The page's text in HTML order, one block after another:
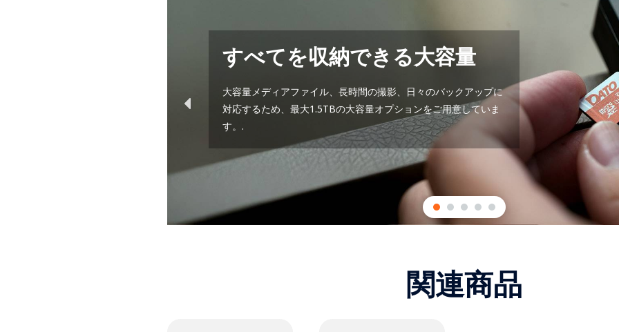
すべてを収納できる大容量
大容量メディアファイル、長時間の撮影、日々のバックアップに
対応するため、最大1.5TBの大容量オプションをご用意していま
す。.
関連商品